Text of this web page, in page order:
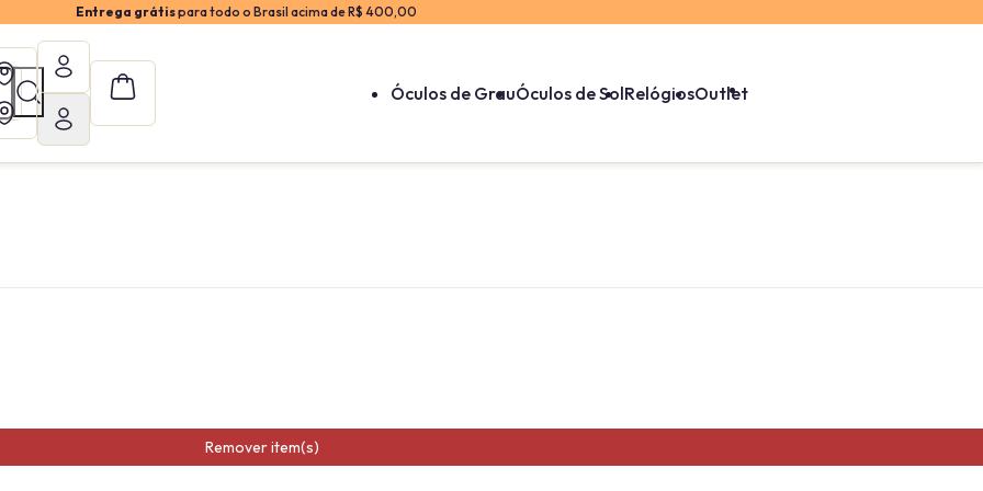
Entrega grátispara todo o Brasil acima de R$ 400,00
Óculos de GrauÓculos de SolRelógiosOutlet
Remover item(s)